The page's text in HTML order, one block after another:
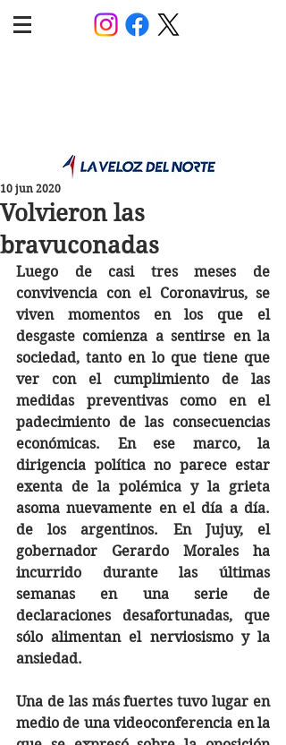
Volvieron las
bravuconadas
10 jun 2020
Luego de casi tres meses de
convivencia con el Coronavirus, se
viven momentos en los que el
desgaste comienza a sentirse en la
sociedad, tanto en lo que tiene que
ver con el cumplimiento de las
medidas preventivas como en el
padecimiento de las consecuencias
económicas. En ese marco, la
dirigencia política no parece estar
exenta de la polémica y la grieta
asoma nuevamente en el día a día.
de los argentinos. En Jujuy, el
gobernador Gerardo Morales ha
incurrido durante las últimas
semanas en una serie de
declaraciones desafortunadas, que
sólo alimentan el nerviosismo y la
ansiedad.
Una de las más fuertes tuvo lugar en
medio de una videoconferencia en la